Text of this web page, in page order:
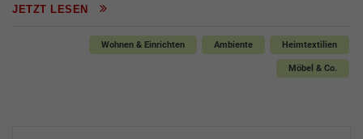
JETZT LESEN
Wohnen & Einrichten Ambiente Heimtextilien
Möbel & Co.